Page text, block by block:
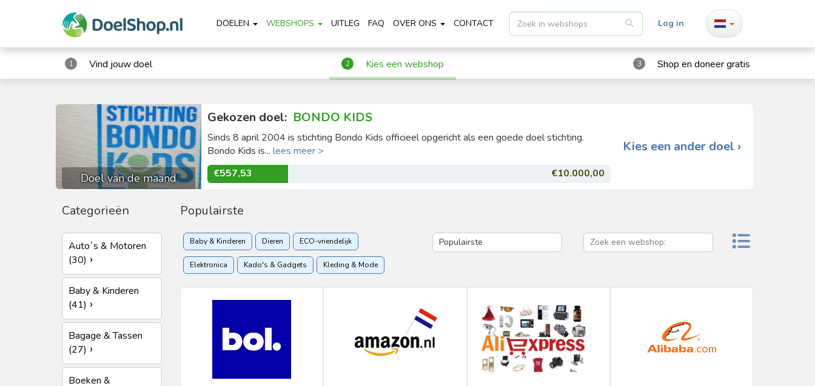
DOELEN WEBSHOPS UITLEG FAQ OVER ONS CONTACT Log in
1 Vind jouw doel 2 Kies een webshop 3 Shop en doneer gratis
Doel van de maand
Gekozen doel: BONDO KIDS
Sinds 8 april 2004 is stichting Bondo Kids officieel opgericht als een goede doel stichting.
Bondo Kids is... lees meer >
€557,53
€10.000,00
Kies een ander doel ›
Categorieën
Auto´s & Motoren
(30)
Baby & Kinderen
(41)
Bagage & Tassen
(27)
Boeken &
Populairste
Baby & Kinderen Dieren ECO-vriendelijk
Elektronica Kado's & Gadgets Kleding & Mode
Mooi & Gezond Sport & Recreatie Vakantie & Reizen